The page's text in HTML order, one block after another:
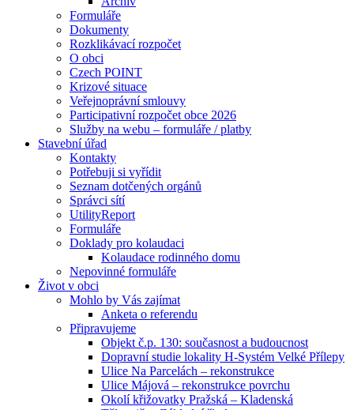
Formuláře
Dokumenty
Rozklikávací rozpočet
O obci
Czech POINT
Krizové situace
Veřejnoprávní smlouvy
Participativní rozpočet obce 2026
Služby na webu – formuláře / platby
Stavební úřad
Kontakty
Potřebuji si vyřídit
Seznam dotčených orgánů
Správci sítí
UtilityReport
Formuláře
Doklady pro kolaudaci
Kolaudace rodinného domu
Nepovinné formuláře
Život v obci
Mohlo by Vás zajímat
Anketa o referendu
Připravujeme
Objekt č.p. 130: současnost a budoucnost
Dopravní studie lokality H-Systém Velké Přílepy
Ulice Na Parcelách – rekonstrukce
Ulice Májová – rekonstrukce povrchu
Okolí křižovatky Pražská – Kladenská